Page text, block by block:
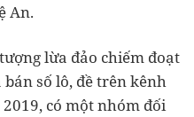
An.
lừa đảo chiếm đoạt
số lô, đề trên kênh
có một nhóm đối